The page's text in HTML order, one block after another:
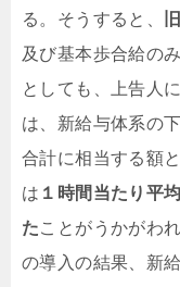
る。そうすると、
及び基本歩合給の
としても、上告人
は、新給与体系の
合計に相当する額
は １時間当たり平
たことがうかがわ
の導入の結果、新